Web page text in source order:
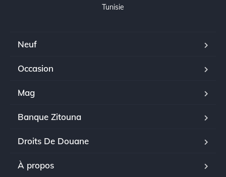
Tunisie
Neuf
Occasion
Mag
Banque Zitouna
Droits De Douane
À propos